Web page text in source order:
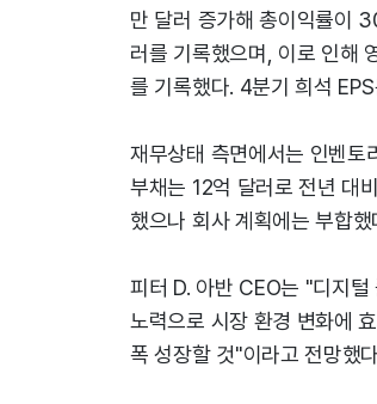
만 달러 증가해 총이익률이
러를 기록했으며, 이로 인해
를 기록했다. 4분기 희석
재무상태 측면에서는 인벤토
부채는 12억 달러로 전년 대
했으나 회사 계획에는 부합했
피터 D. 아반 CEO는 "디지
노력으로 시장 환경 변화에
폭 성장할 것"이라고 전망했